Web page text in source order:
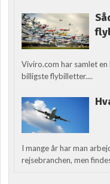
Viviro.com har samlet
billigste flybilletter....
I mange år har man
rejsebranchen, men